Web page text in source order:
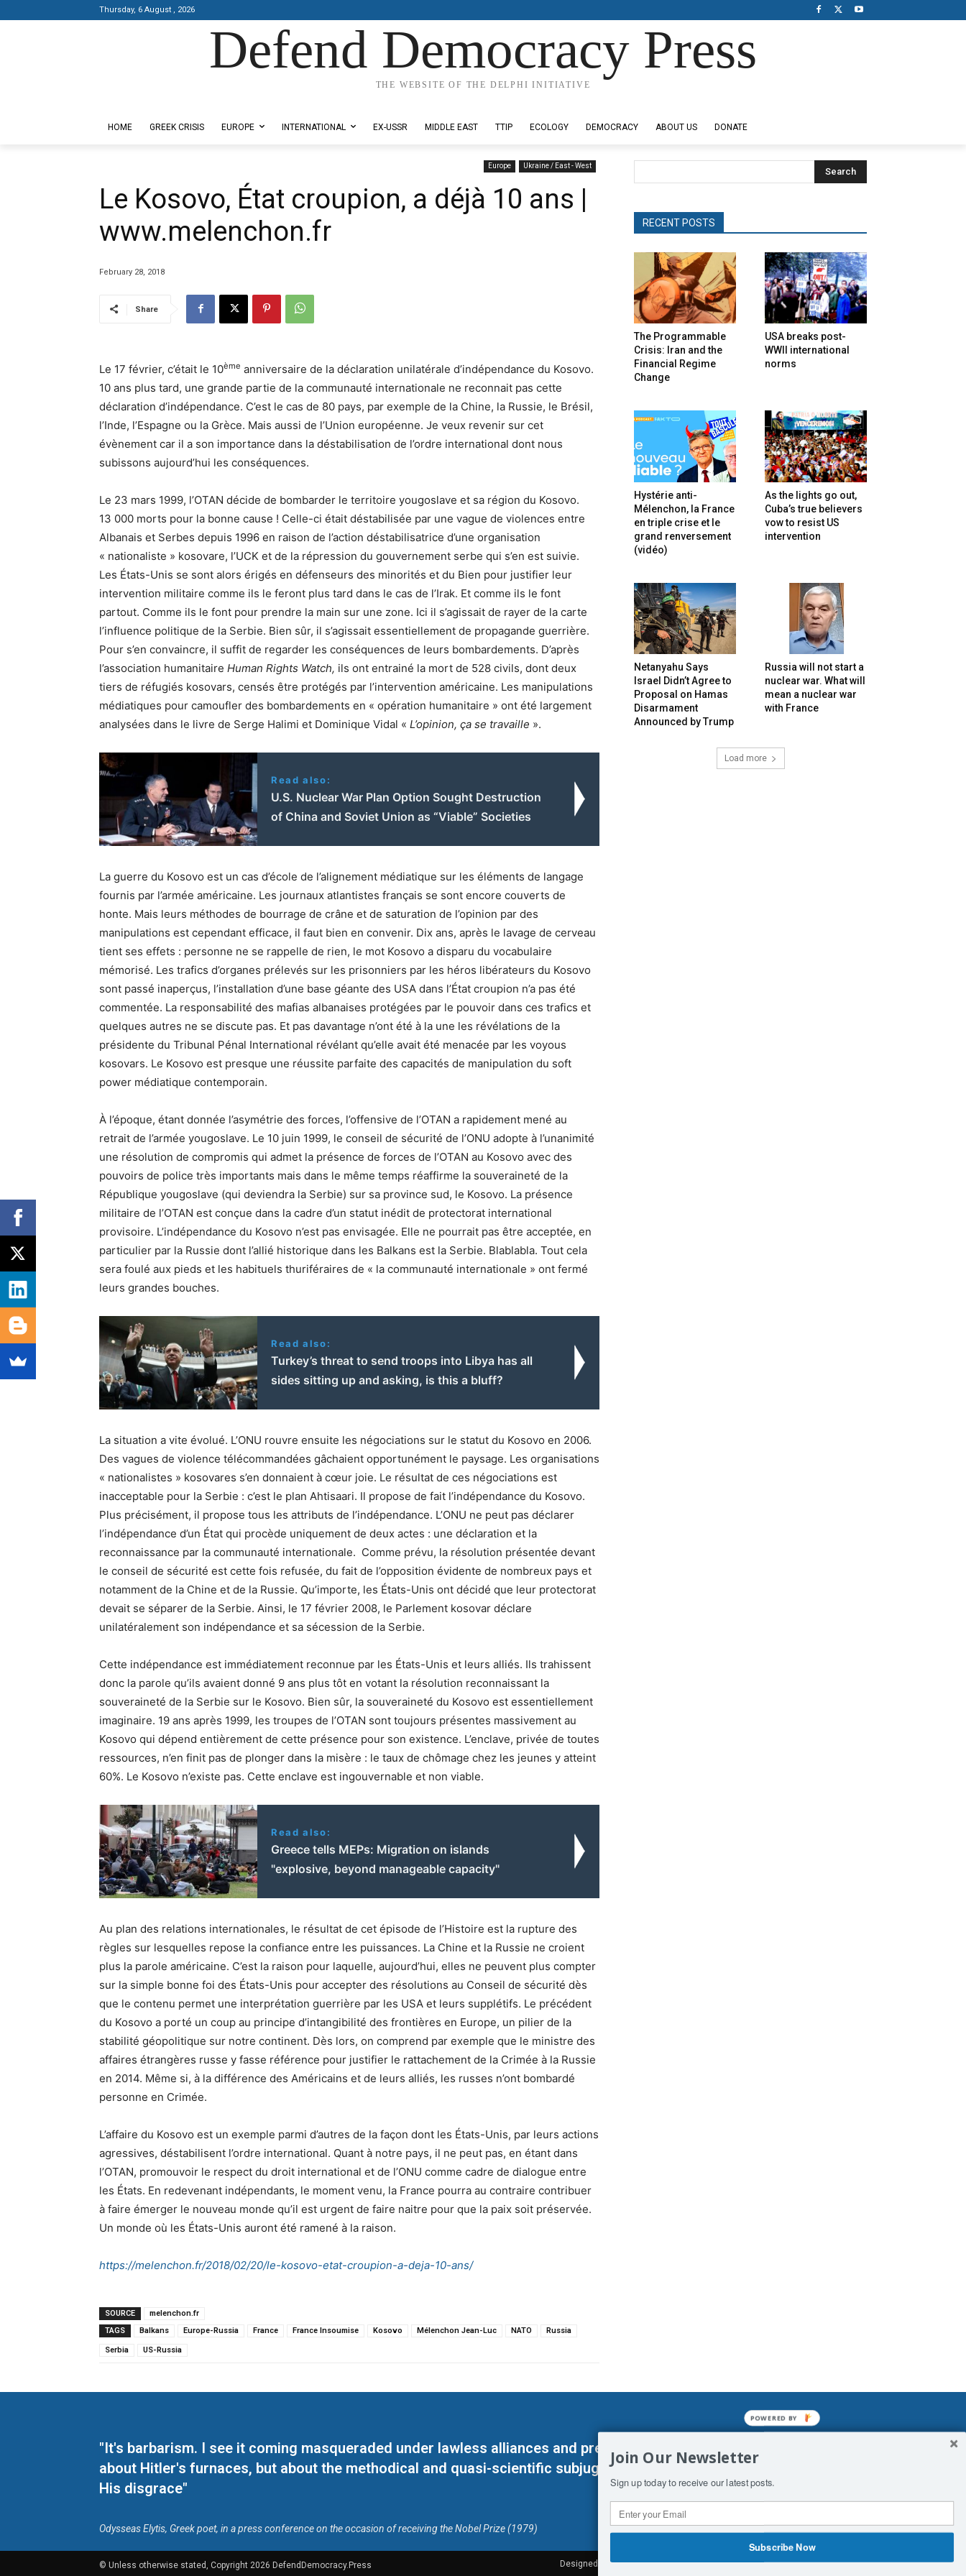
Thursday, 6 August , 2026
Defend Democracy Press
THE WEBSITE OF THE DELPHI INITIATIVE
HOME GREEK CRISIS EUROPE INTERNATIONAL EX-USSR MIDDLE EAST TTIP ECOLOGY DEMOCRACY ABOUT US DONATE
Europe Ukraine / East - West
Le Kosovo, État croupion, a déjà 10 ans |
www.melenchon.fr
February 28, 2018
Share
Le 17 février, c’était le 10ème anniversaire de la déclaration unilatérale d’indépendance du Kosovo.
10 ans plus tard, une grande partie de la communauté internationale ne reconnait pas cette
déclaration d’indépendance. C’est le cas de 80 pays, par exemple de la Chine, la Russie, le Brésil,
l’Inde, l’Espagne ou la Grèce. Mais aussi de l’Union européenne. Je veux revenir sur cet
évènement car il a son importance dans la déstabilisation de l’ordre international dont nous
subissons aujourd’hui les conséquences.
Le 23 mars 1999, l’OTAN décide de bombarder le territoire yougoslave et sa région du Kosovo.
13 000 morts pour la bonne cause ! Celle-ci était déstabilisée par une vague de violences entre
Albanais et Serbes depuis 1996 en raison de l’action déstabilisatrice d’une organisation
« nationaliste » kosovare, l’UCK et de la répression du gouvernement serbe qui s’en est suivie.
Les États-Unis se sont alors érigés en défenseurs des minorités et du Bien pour justifier leur
intervention militaire comme ils le feront plus tard dans le cas de l’Irak. Et comme ils le font
partout. Comme ils le font pour prendre la main sur une zone. Ici il s’agissait de rayer de la carte
l’influence politique de la Serbie. Bien sûr, il s’agissait essentiellement de propagande guerrière.
Pour s’en convaincre, il suffit de regarder les conséquences de leurs bombardements. D’après
l’association humanitaire Human Rights Watch, ils ont entrainé la mort de 528 civils, dont deux
tiers de réfugiés kosovars, censés être protégés par l’intervention américaine. Les manipulations
médiatiques pour camoufler des bombardements en « opération humanitaire » ont été largement
analysées dans le livre de Serge Halimi et Dominique Vidal « L’opinion, ça se travaille ».
Read also:
U.S. Nuclear War Plan Option Sought Destruction
of China and Soviet Union as “Viable” Societies
La guerre du Kosovo est un cas d’école de l’alignement médiatique sur les éléments de langage
fournis par l’armée américaine. Les journaux atlantistes français se sont encore couverts de
honte. Mais leurs méthodes de bourrage de crâne et de saturation de l’opinion par des
manipulations est cependant efficace, il faut bien en convenir. Dix ans, après le lavage de cerveau
tient ses effets : personne ne se rappelle de rien, le mot Kosovo a disparu du vocabulaire
mémorisé. Les trafics d’organes prélevés sur les prisonniers par les héros libérateurs du Kosovo
sont passé inaperçus, l’installation d’une base géante des USA dans l’État croupion n’a pas été
commentée. La responsabilité des mafias albanaises protégées par le pouvoir dans ces trafics et
quelques autres ne se discute pas. Et pas davantage n’ont été à la une les révélations de la
présidente du Tribunal Pénal International révélant qu’elle avait été menacée par les voyous
kosovars. Le Kosovo est presque une réussite parfaite des capacités de manipulation du soft
power médiatique contemporain.
À l’époque, étant donnée l’asymétrie des forces, l’offensive de l’OTAN a rapidement mené au
retrait de l’armée yougoslave. Le 10 juin 1999, le conseil de sécurité de l’ONU adopte à l’unanimité
une résolution de compromis qui admet la présence de forces de l’OTAN au Kosovo avec des
pouvoirs de police très importants mais dans le même temps réaffirme la souveraineté de la
République yougoslave (qui deviendra la Serbie) sur sa province sud, le Kosovo. La présence
militaire de l’OTAN est conçue dans la cadre d’un statut inédit de protectorat international
provisoire. L’indépendance du Kosovo n’est pas envisagée. Elle ne pourrait pas être acceptée, en
particulier par la Russie dont l’allié historique dans les Balkans est la Serbie. Blablabla. Tout cela
sera foulé aux pieds et les habituels thuriféraires de « la communauté internationale » ont fermé
leurs grandes bouches.
Read also:
Turkey’s threat to send troops into Libya has all
sides sitting up and asking, is this a bluff?
La situation a vite évolué. L’ONU rouvre ensuite les négociations sur le statut du Kosovo en 2006.
Des vagues de violence télécommandées gâchaient opportunément le paysage. Les organisations
« nationalistes » kosovares s’en donnaient à cœur joie. Le résultat de ces négociations est
inacceptable pour la Serbie : c’est le plan Ahtisaari. Il propose de fait l’indépendance du Kosovo.
Plus précisément, il propose tous les attributs de l’indépendance. L’ONU ne peut pas déclarer
l’indépendance d’un État qui procède uniquement de deux actes : une déclaration et la
reconnaissance par la communauté internationale. Comme prévu, la résolution présentée devant
le conseil de sécurité est cette fois refusée, du fait de l’opposition évidente de nombreux pays et
notamment de la Chine et de la Russie. Qu’importe, les États-Unis ont décidé que leur protectorat
devait se séparer de la Serbie. Ainsi, le 17 février 2008, le Parlement kosovar déclare
unilatéralement son indépendance et sa sécession de la Serbie.
Cette indépendance est immédiatement reconnue par les États-Unis et leurs alliés. Ils trahissent
donc la parole qu’ils avaient donné 9 ans plus tôt en votant la résolution reconnaissant la
souveraineté de la Serbie sur le Kosovo. Bien sûr, la souveraineté du Kosovo est essentiellement
imaginaire. 19 ans après 1999, les troupes de l’OTAN sont toujours présentes massivement au
Kosovo qui dépend entièrement de cette présence pour son existence. L’enclave, privée de toutes
ressources, n’en finit pas de plonger dans la misère : le taux de chômage chez les jeunes y atteint
60%. Le Kosovo n’existe pas. Cette enclave est ingouvernable et non viable.
Read also:
Greece tells MEPs: Migration on islands
"explosive, beyond manageable capacity"
Au plan des relations internationales, le résultat de cet épisode de l’Histoire est la rupture des
règles sur lesquelles repose la confiance entre les puissances. La Chine et la Russie ne croient
plus la parole américaine. C’est la raison pour laquelle, aujourd’hui, elles ne peuvent plus compter
sur la simple bonne foi des États-Unis pour accepter des résolutions au Conseil de sécurité dès
que le contenu permet une interprétation guerrière par les USA et leurs supplétifs. Le précédent
du Kosovo a porté un coup au principe d’intangibilité des frontières en Europe, un pilier de la
stabilité géopolitique sur notre continent. Dès lors, on comprend par exemple que le ministre des
affaires étrangères russe y fasse référence pour justifier le rattachement de la Crimée à la Russie
en 2014. Même si, à la différence des Américains et de leurs alliés, les russes n’ont bombardé
personne en Crimée.
L’affaire du Kosovo est un exemple parmi d’autres de la façon dont les États-Unis, par leurs actions
agressives, déstabilisent l’ordre international. Quant à notre pays, il ne peut pas, en étant dans
l’OTAN, promouvoir le respect du droit international et de l’ONU comme cadre de dialogue entre
les États. En redevenant indépendants, le moment venu, la France pourra au contraire contribuer
à faire émerger le nouveau monde qu’il est urgent de faire naitre pour que la paix soit préservée.
Un monde où les États-Unis auront été ramené à la raison.
https://melenchon.fr/2018/02/20/le-kosovo-etat-croupion-a-deja-10-ans/
SOURCE
melenchon.fr
TAGS
Balkans Europe-Russia France France Insoumise Kosovo Mélenchon Jean-Luc NATO Russia
Serbia US-Russia
Search
RECENT POSTS
The Programmable
Crisis: Iran and the
Financial Regime
Change
USA breaks post-
WWII international
norms
Hystérie anti-
Mélenchon, la France
en triple crise et le
grand renversement
(vidéo)
As the lights go out,
Cuba’s true believers
vow to resist US
intervention
Netanyahu Says
Israel Didn’t Agree to
Proposal on Hamas
Disarmament
Announced by Trump
Russia will not start a
nuclear war. What will
mean a nuclear war
with France
Load more
"It's barbarism. I see it coming masqueraded under lawless alliances and predetermined enslavements. It may not be
about Hitler's furnaces, but about the methodical and quasi-scientific subjugation of Man. His absolute humiliation.
His disgrace"
Odysseas Elytis, Greek poet, in a press conference on the occasion of receiving the Nobel Prize (1979)
© Unless otherwise stated, Copyright 2026 DefendDemocracy.Press Designed by Kangaru Productions Contact Us COPYRIGHT & DISCLAIMER
Join Our Newsletter
Sign up today to receive our latest posts.
Subscribe Now
POWERED
BY